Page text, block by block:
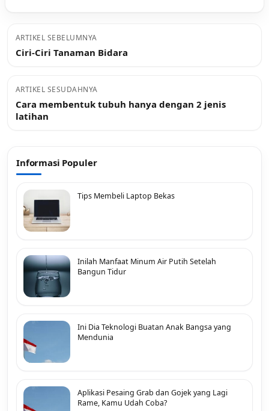
ARTIKEL SEBELUMNYA
Ciri-Ciri Tanaman Bidara
ARTIKEL SESUDAHNYA
Cara membentuk tubuh hanya dengan 2 jenis
latihan
Informasi Populer
Tips Membeli Laptop Bekas
Inilah Manfaat Minum Air Putih Setelah
Bangun Tidur
Ini Dia Teknologi Buatan Anak Bangsa yang
Mendunia
Aplikasi Pesaing Grab dan Gojek yang Lagi
Rame, Kamu Udah Coba?